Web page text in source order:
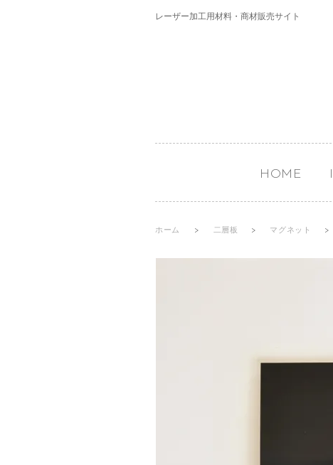
レーザー加工用材料・商材販売サイト
HOME
ホーム > 二層板 > マグネット >